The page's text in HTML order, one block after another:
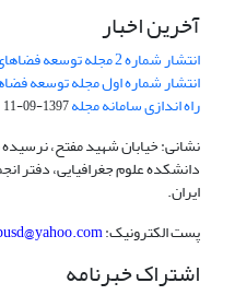
آخرین اخبار
انتشار شماره 2 مجله توسعه فضاهای پیراشهری
انتشار شماره اول مجله توسعه
راه اندازی سامانه مجله1397-09-11
نشانی: خیابان شهید مفتح، نرسیده
دانشکده علوم جغرافیایی، دفتر
ایران.
پست الکترونیک:
اشتراک خبرنامه